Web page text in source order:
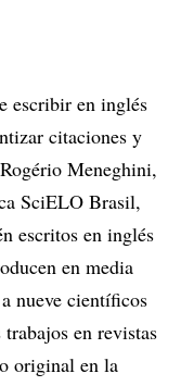
escribir en inglés
citaciones y
Meneghini,
SciELO Brasil,
escritos en inglés
en media
nueve científicos
en revistas
original en la